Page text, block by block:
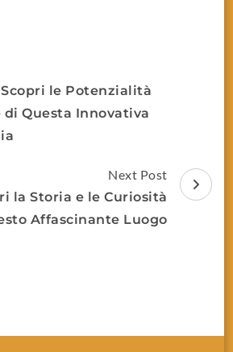
le Potenzialità
di Questa Innovativa
Next Post
la Storia e le Curiosità
Affascinante Luogo